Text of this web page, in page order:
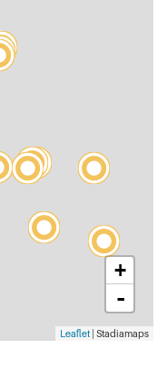
+
-
Leaflet | Stadiamaps